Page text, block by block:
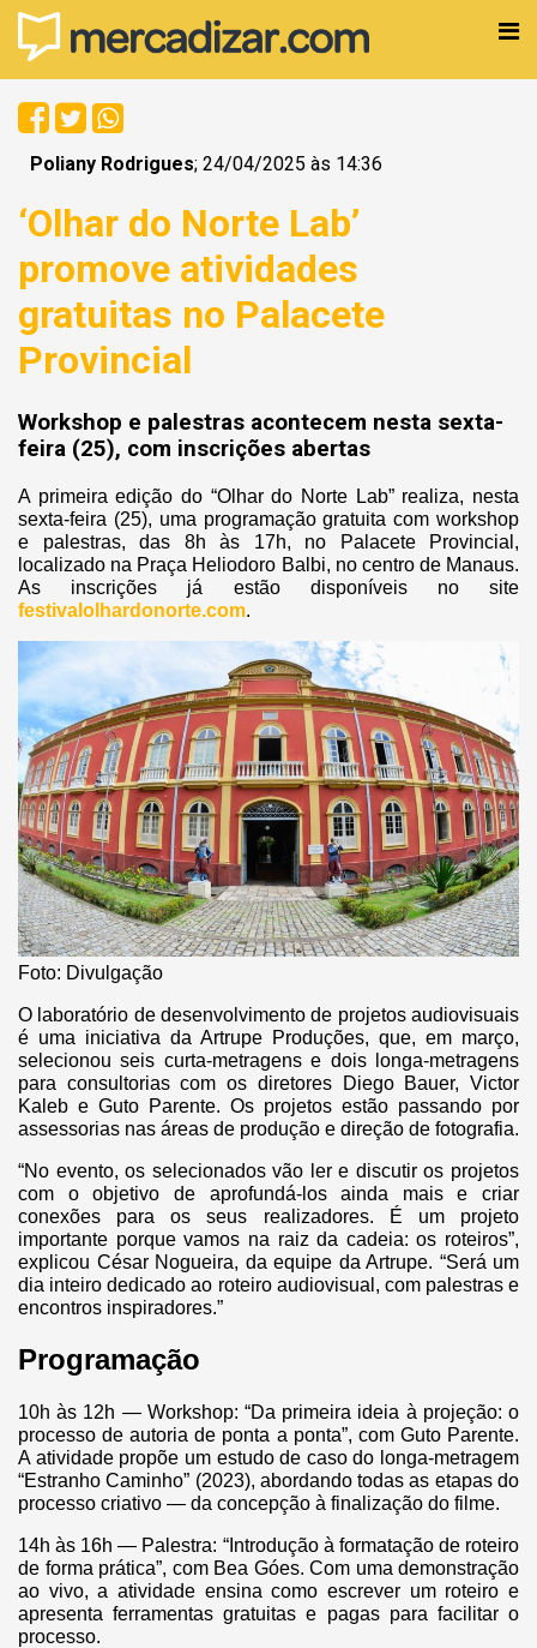
Poliany Rodrigues; 24/04/2025 às 14:36
‘Olhar do Norte Lab’
promove atividades
gratuitas no Palacete
Provincial
Workshop e palestras acontecem nesta sexta-
feira (25), com inscrições abertas
A primeira edição do “Olhar do Norte Lab” realiza, nesta
sexta-feira (25), uma programação gratuita com workshop
e palestras, das 8h às 17h, no Palacete Provincial,
localizado na Praça Heliodoro Balbi, no centro de Manaus.
As inscrições já estão disponíveis no site
festivalolhardonorte.com.
Foto: Divulgação
O laboratório de desenvolvimento de projetos audiovisuais
é uma iniciativa da Artrupe Produções, que, em março,
selecionou seis curta-metragens e dois longa-metragens
para consultorias com os diretores Diego Bauer, Victor
Kaleb e Guto Parente. Os projetos estão passando por
assessorias nas áreas de produção e direção de fotografia.
“No evento, os selecionados vão ler e discutir os projetos
com o objetivo de aprofundá-los ainda mais e criar
conexões para os seus realizadores. É um projeto
importante porque vamos na raiz da cadeia: os roteiros”,
explicou César Nogueira, da equipe da Artrupe. “Será um
dia inteiro dedicado ao roteiro audiovisual, com palestras e
encontros inspiradores.”
Programação
10h às 12h — Workshop: “Da primeira ideia à projeção: o
processo de autoria de ponta a ponta”, com Guto Parente.
A atividade propõe um estudo de caso do longa-metragem
“Estranho Caminho” (2023), abordando todas as etapas do
processo criativo — da concepção à finalização do filme.
14h às 16h — Palestra: “Introdução à formatação de roteiro
de forma prática”, com Bea Góes. Com uma demonstração
ao vivo, a atividade ensina como escrever um roteiro e
apresenta ferramentas gratuitas e pagas para facilitar o
processo.